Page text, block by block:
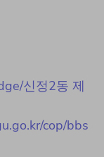
신정2동 제
cop/bbs